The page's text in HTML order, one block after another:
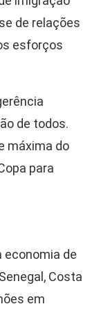
de relações
esforços
de todos.
máxima do
para
economia de
Costa
em